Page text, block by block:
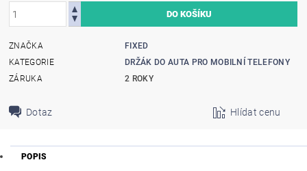
ZNAČKA
FIXED
KATEGORIE
DRŽÁK DO AUTA PRO MOBILNÍ TELEFONY
ZÁRUKA
2 ROKY
Dotaz Hlídat cenu
POPIS